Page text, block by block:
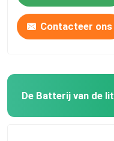
Contacteer ons
De Batterij van de